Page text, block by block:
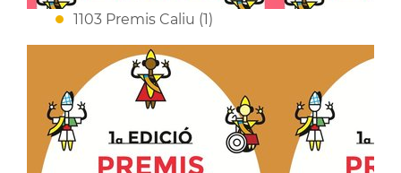
1103 Premis Caliu (1)